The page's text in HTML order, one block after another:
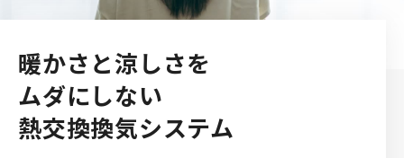
暖かさと涼しさを
ムダにしない
熱交換換気システム